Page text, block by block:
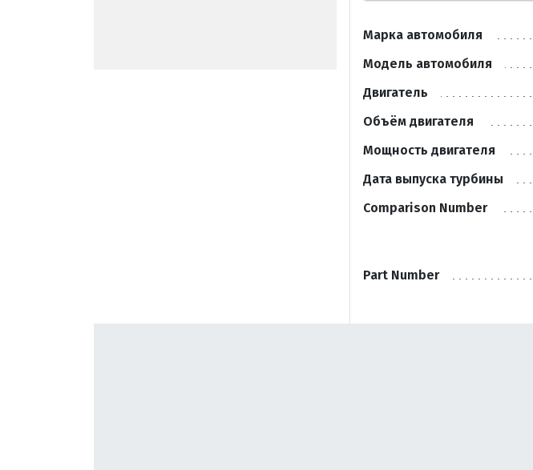
Марка автомобиля
Модель автомобиля
Двигатель
Объём двигателя
Мощность двигателя
Дата выпуска турбины
Comparison Number
Part Number